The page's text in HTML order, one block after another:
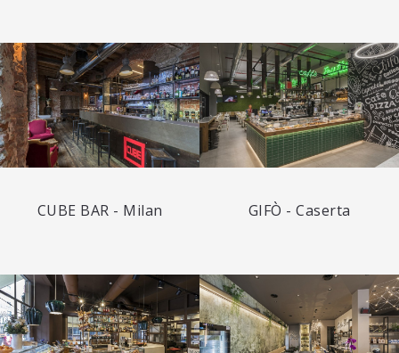
CUBE BAR - Milan GIFÒ - Caserta